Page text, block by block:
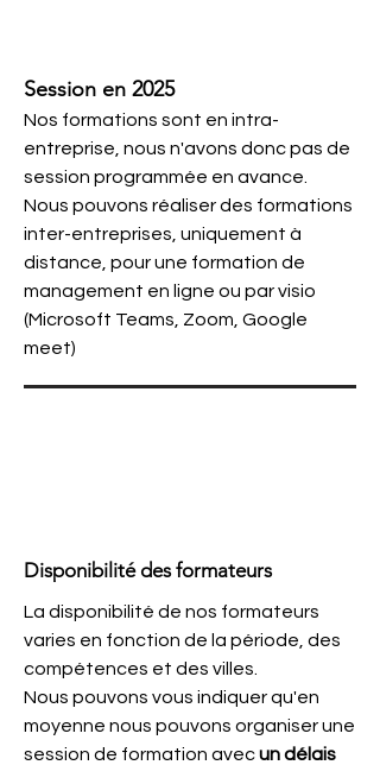
Session en 2025
Nos formations sont en intra-
entreprise, nous n'avons donc pas de
session programmée en avance.
Nous pouvons réaliser des formations
inter-entreprises, uniquement à
distance, pour une formation de
management en ligne ou par visio
(Microsoft Teams, Zoom, Google
meet)
Disponibilité des formateurs
La disponibilité de nos formateurs
varies en fonction de la période, des
compétences et des villes.
Nous pouvons vous indiquer qu'en
moyenne nous pouvons organiser une
session de formation avecun délais